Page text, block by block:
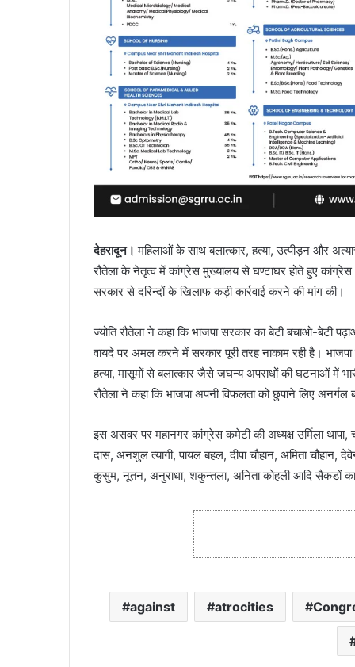
देहरादून। महिलाओं के साथ बलात्कार, हत्या, उत्पीड़न और
रौतेला के नेतृत्व में कांग्रेस मुख्यालय से घण्टाघर होते हुए
सरकार से दरिन्दों के खिलाफ कड़ी कार्रवाई करने की मांग की।
ज्योति रौतेला ने कहा कि भाजपा सरकार का बेटी बचाओ-बेटी
वायदे पर अमल करने में सरकार पूरी तरह नाकाम रही है।
हत्या, मासूमों से बलात्कार जैसे जघन्य अपराधों की घटनाओं में
रौतेला ने कहा कि भाजपा अपनी विफलता को छुपाने लिए
इस असवर पर महानगर कांग्रेस कमेटी की अध्यक्ष उर्मिला थापा,
दास, अनशुल त्यागी, पायल बहल, दीपा चौहान, अमिता चौहान,
कुसुम, नूतन, अनुराधा, शकुन्तला, अनिता कोहली आदि सैकडों
against atrocities